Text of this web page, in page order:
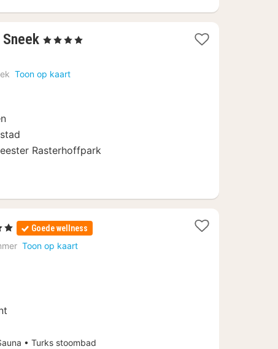
1
vanaf
€
, 4 Sterren
Toon op kaart
Rasterhoffpark
Goede wellness
Toon op kaart
• Turks stoombad